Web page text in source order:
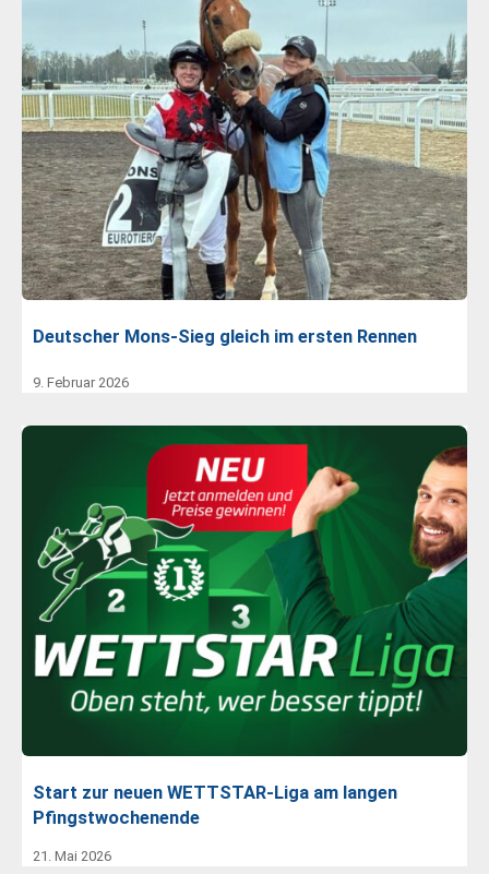
Deutscher Mons-Sieg gleich im ersten Rennen
9. Februar 2026
Start zur neuen WETTSTAR-Liga am langen
Pfingstwochenende
21. Mai 2026